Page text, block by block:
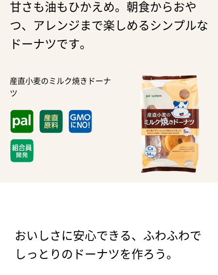
甘さも油もひかえめ。朝食からおや
つ、アレンジまで楽しめるシンプルな
ドーナツです。
産直小麦のミルク焼きドーナ
ツ
おいしさに安心できる、ふわふわで
しっとりのドーナツを作ろう。